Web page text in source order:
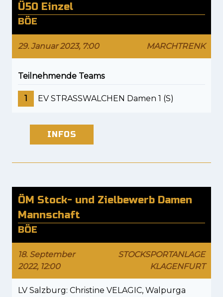
Ü50 Einzel
BÖE
29. Januar 2023, 7:00 MARCHTRENK
Teilnehmende Teams
1 EV STRASSWALCHEN Damen 1 (S)
INFOS
ÖM Stock- und Zielbewerb Damen
Mannschaft
BÖE
18. September
2022, 12:00
STOCKSPORTANLAGE
KLAGENFURT
LV Salzburg: Christine VELAGIC, Walpurga